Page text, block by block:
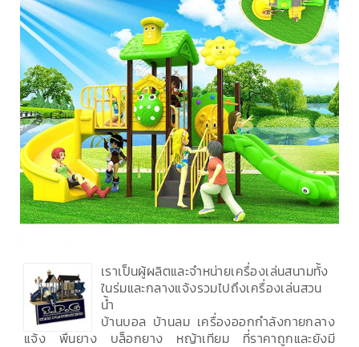
เราเป็นผู้ผลิตและจำหน่ายเครื่องเล่นสนามทั้ง
ในร่มและกลางแจ้งรวมไปถึงเครื่องเล่นสวน
น้ำ
บ้านบอล บ้านลม เครื่องออกกำลังกายกลาง
แจ้ง พื้นยาง บล็อกยาง หญ้าเทียม ที่ราคาถูกและยังมี